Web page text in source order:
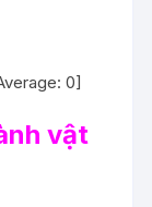
0]
vật